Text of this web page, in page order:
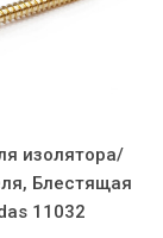
изолятора/
Блестящая
11032